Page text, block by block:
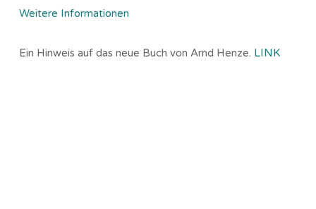
Weitere Informationen
Ein Hinweis auf das neue Buch von Arnd Henze. LINK